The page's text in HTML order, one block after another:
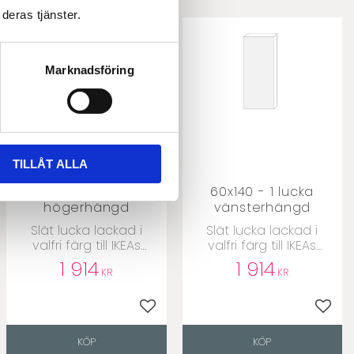
tjänster.
Marknadsföring
TILLÅT ALLA
i favoriter
högerhängd
​Slät lucka lackad i
valfri färg till IKEAs
Metodstommar
1 914 KR
Lägg till i favoriter
KÖP
60x140 - 1 lucka
vänsterhängd
​Slät lucka lackad i
valfri färg till IKEAs
Metodstommar
1 914KR
KÖP